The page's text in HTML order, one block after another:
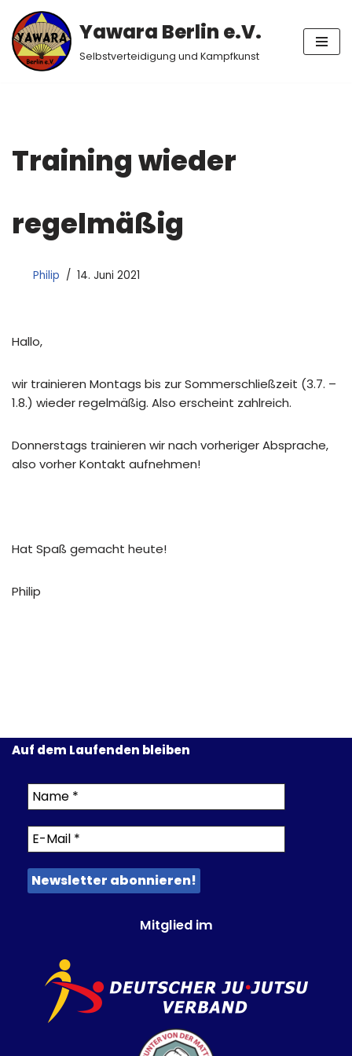
Zum
Inhalt
Yawara Berlin e.V.
Selbstverteidigung und Kampfkunst
Training wieder
regelmäßig
Philip 14. Juni 2021
Hallo,
wir trainieren Montags bis zur Sommerschließzeit (3.7. –
1.8.) wieder regelmäßig. Also erscheint zahlreich.
Donnerstags trainieren wir nach vorheriger Absprache,
also vorher Kontakt aufnehmen!
Hat Spaß gemacht heute!
Philip
Auf dem Laufenden bleiben
Mitglied im